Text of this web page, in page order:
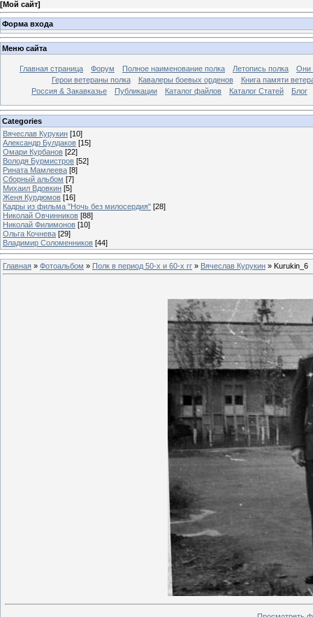
[Мой сайт]
Форма входа
Меню сайта
Главная страница Форум Полное наименование полка Летопись полка
Они
Герои ветераны полка
Кавалеры боевых орденов
Книга памяти
Россия & Закавказье
Публикации Каталог файлов Каталог Cтатей Блог
Categories
Вячеслав Курукин [10]
Александр Булдаков [15]
Омари Курбанов [22]
Володя Бурмистров [52]
Рината Мамлеева [8]
Сборный альбом [7]
Михаил Вдовкин [5]
Женя Курдюмов [16]
Кадры из фильма "Ночь без милосердия" [28]
Николай Овчинников [88]
Николай Филимонов [10]
Ольга Кочнева [29]
Владимир Соломенников [44]
Главная » Фотоальбом » Полк в период 50-х и 60-х гг » Вячеслав Курукин » Kurukin_6